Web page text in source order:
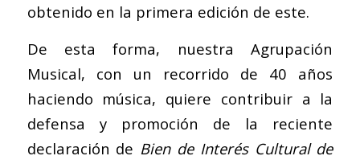
obtenido en la primera edición de este.
De esta forma, nuestra Agrupación
Musical, con un recorrido de 40 años
haciendo música, quiere contribuir a la
defensa y promoción de la reciente
declaración de Bien de Interés Cultural de